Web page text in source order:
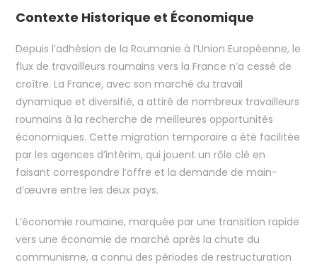
Contexte Historique et Économique
Depuis l’adhésion de la Roumanie à l’Union Européenne, le
flux de travailleurs roumains vers la France n’a cessé de
croître. La France, avec son marché du travail
dynamique et diversifié, a attiré de nombreux travailleurs
roumains à la recherche de meilleures opportunités
économiques. Cette migration temporaire a été facilitée
par les agences d’intérim, qui jouent un rôle clé en
faisant correspondre l’offre et la demande de main-
d’œuvre entre les deux pays.
L’économie roumaine, marquée par une transition rapide
vers une économie de marché après la chute du
communisme, a connu des périodes de restructuration